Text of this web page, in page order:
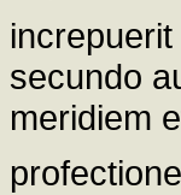
secundo
meridiem
profectione